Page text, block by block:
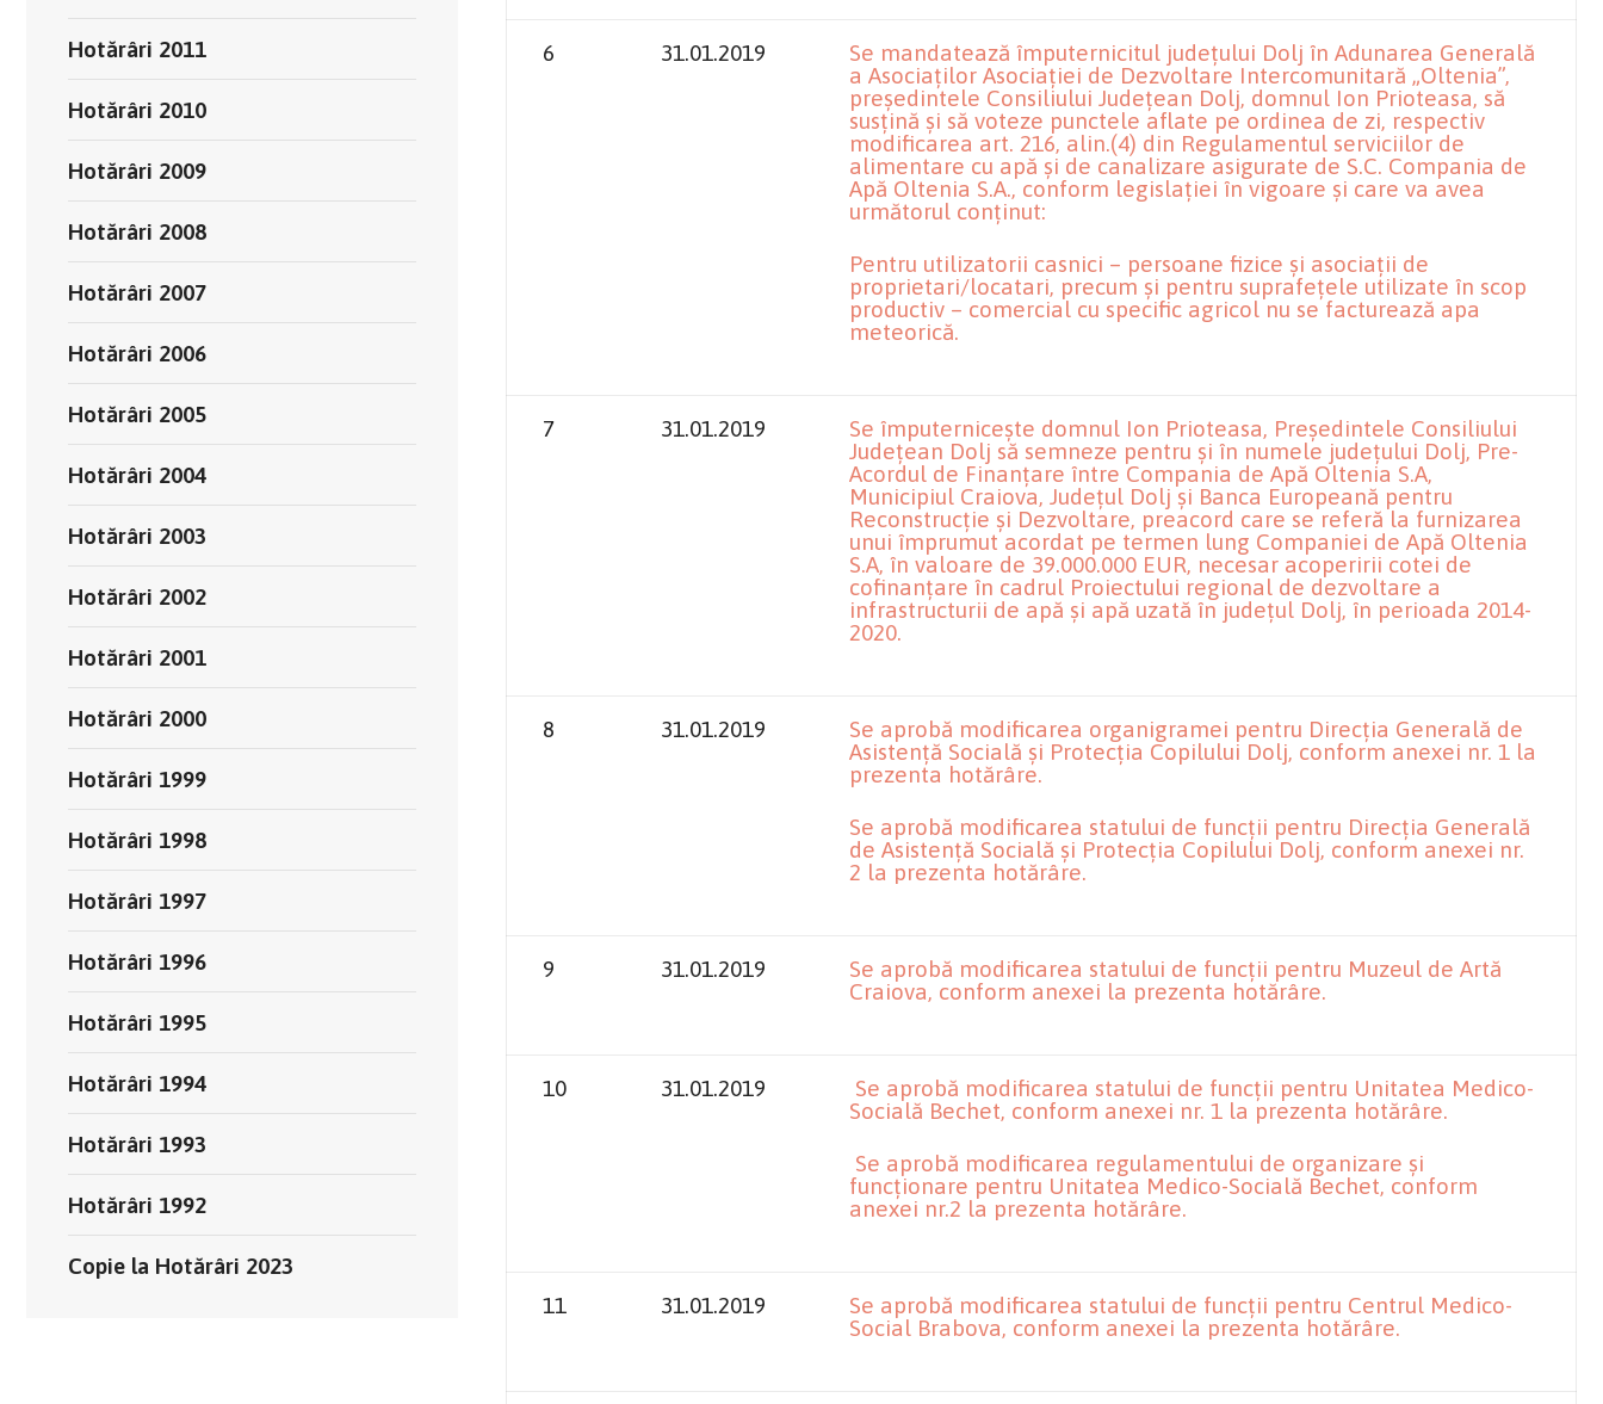
6 31.01.2019
Se mandatează împuternicitul județului Dolj în Adunarea Generală
a Asociaților Asociației de Dezvoltare Intercomunitară „Oltenia”,
președintele Consiliului Județean Dolj, domnul Ion Prioteasa, să
susțină și să voteze punctele aflate pe ordinea de zi, respectiv
modificarea art. 216, alin.(4) din Regulamentul serviciilor de
alimentare cu apă și de canalizare asigurate de S.C. Compania de
Apă Oltenia S.A., conform legislației în vigoare și care va avea
următorul conținut:
Pentru utilizatorii casnici – persoane fizice și asociații de
proprietari/locatari, precum și pentru suprafețele utilizate în scop
productiv – comercial cu specific agricol nu se facturează apa
meteorică.
7 31.01.2019
Se împuternicește domnul Ion Prioteasa, Președintele Consiliului
Județean Dolj să semneze pentru și în numele județului Dolj, Pre-
Acordul de Finanțare între Compania de Apă Oltenia S.A,
Municipiul Craiova, Județul Dolj și Banca Europeană pentru
Reconstrucție și Dezvoltare, preacord care se referă la furnizarea
unui împrumut acordat pe termen lung Companiei de Apă Oltenia
S.A, în valoare de 39.000.000 EUR, necesar acoperirii cotei de
cofinanțare în cadrul Proiectului regional de dezvoltare a
infrastructurii de apă și apă uzată în județul Dolj, în perioada 2014-
2020.
8 31.01.2019
Se aprobă modificarea organigramei pentru Direcția Generală de
Asistență Socială și Protecția Copilului Dolj, conform anexei nr. 1 la
prezenta hotărâre.
Se aprobă modificarea statului de funcții pentru Direcția Generală
de Asistență Socială și Protecția Copilului Dolj, conform anexei nr.
2 la prezenta hotărâre.
9 31.01.2019
Se aprobă modificarea statului de funcții pentru Muzeul de Artă
Craiova, conform anexei la prezenta hotărâre.
10 31.01.2019
Se aprobă modificarea statului de funcții pentru Unitatea Medico-
Socială Bechet, conform anexei nr. 1 la prezenta hotărâre.
Se aprobă modificarea regulamentului de organizare și
funcționare pentru Unitatea Medico-Socială Bechet, conform
anexei nr.2 la prezenta hotărâre.
11 31.01.2019
Se aprobă modificarea statului de funcții pentru Centrul Medico-
Social Brabova, conform anexei la prezenta hotărâre.
Hotărâri 2011
Hotărâri 2010
Hotărâri 2009
Hotărâri 2008
Hotărâri 2007
Hotărâri 2006
Hotărâri 2005
Hotărâri 2004
Hotărâri 2003
Hotărâri 2002
Hotărâri 2001
Hotărâri 2000
Hotărâri 1999
Hotărâri 1998
Hotărâri 1997
Hotărâri 1996
Hotărâri 1995
Hotărâri 1994
Hotărâri 1993
Hotărâri 1992
Copie la Hotărâri 2023